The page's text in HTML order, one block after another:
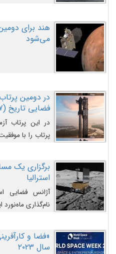
هند برای
می‌شود
در دومین
فضایی تاریخ (27 مهر‌) چه اتفاقی افتاد؟
در این پرتاب
پرتاب را با
را وارد مسیر
مکانیزم جدید با
برگزاری یک
استرالیا
آژانس فضایی
نام‌گذاری
«فضا و
سال ۲۰۲۳